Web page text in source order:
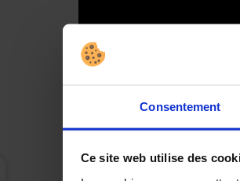
Consentement
Ce site web utilise des